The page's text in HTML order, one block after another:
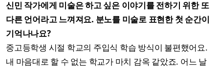
신민 작가에게 미술은 하고 싶은 이야기를 전하기 위한 또
다른 언어라고 느껴져요. 분노를 미술로 표현한 첫 순간이
기억나나요?
중고등학생 시절 학교의 주입식 학습 방식이 불편했어요.
내 마음대로 할 수 없는 학교가 마치 감옥 같았죠. 어느 날